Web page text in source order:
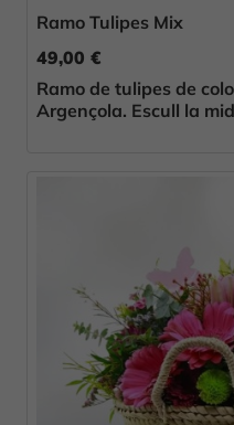
Ramo Tulipes Mix
49,00 €
Ramo de tulipes de
Argençola. Escull la